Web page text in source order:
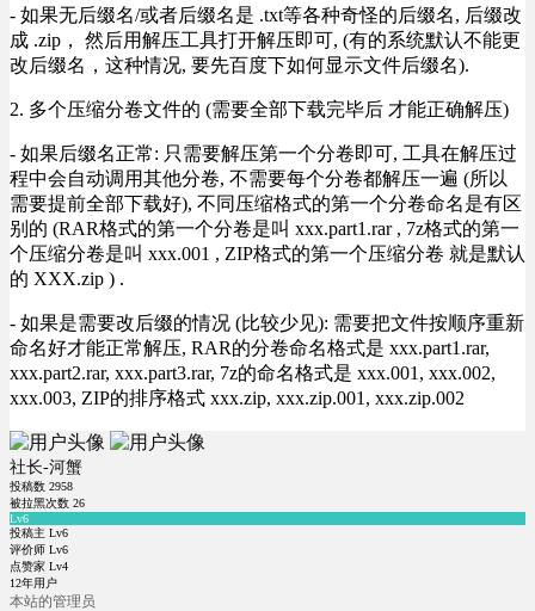
- 如果无后缀名/或者后缀名是 .txt等各种奇怪的后缀名, 后缀改
成 .zip， 然后用解压工具打开解压即可, (有的系统默认不能更
改后缀名，这种情况, 要先百度下如何显示文件后缀名).
2. 多个压缩分卷文件的 (需要全部下载完毕后 才能正确解压)
- 如果后缀名正常: 只需要解压第一个分卷即可, 工具在解压过
程中会自动调用其他分卷, 不需要每个分卷都解压一遍 (所以
需要提前全部下载好), 不同压缩格式的第一个分卷命名是有区
别的 (RAR格式的第一个分卷是叫 xxx.part1.rar , 7z格式的第一
个压缩分卷是叫 xxx.001 , ZIP格式的第一个压缩分卷 就是默认
的 XXX.zip ) .
- 如果是需要改后缀的情况 (比较少见): 需要把文件按顺序重新
命名好才能正常解压, RAR的分卷命名格式是 xxx.part1.rar,
xxx.part2.rar, xxx.part3.rar, 7z的命名格式是 xxx.001, xxx.002,
xxx.003, ZIP的排序格式 xxx.zip, xxx.zip.001, xxx.zip.002
社长-河蟹
投稿数 2958
被拉黑次数 26
Lv6
投稿主 Lv6
评价师 Lv6
点赞家 Lv4
12年用户
本站的管理员